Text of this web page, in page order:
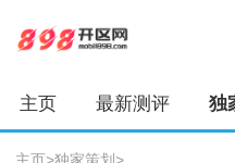
主页 最新测评 独
主页>独家策划>